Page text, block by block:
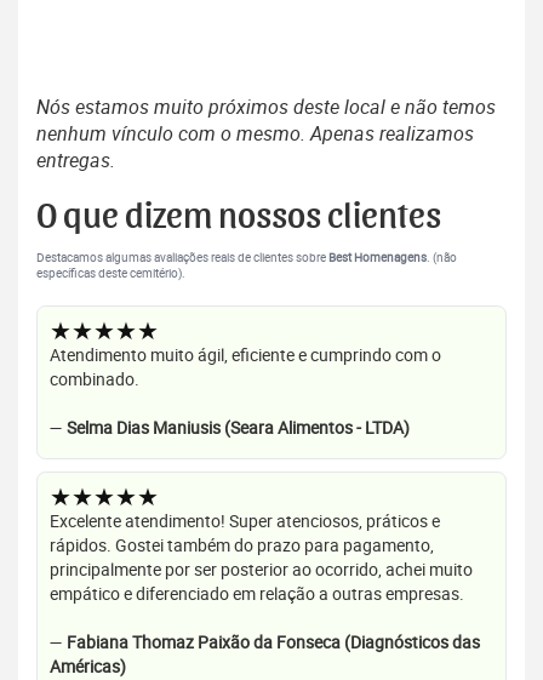
Nós estamos muito próximos deste local e não temos
nenhum vínculo com o mesmo. Apenas realizamos
entregas.
O que dizem nossos clientes
Destacamos algumas avaliações reais de clientes sobre Best Homenagens. (não
específicas deste cemitério).
★★★★★
Atendimento muito ágil, eficiente e cumprindo com o
combinado.
— Selma Dias Maniusis (Seara Alimentos - LTDA)
★★★★★
Excelente atendimento! Super atenciosos, práticos e
rápidos. Gostei também do prazo para pagamento,
principalmente por ser posterior ao ocorrido, achei muito
empático e diferenciado em relação a outras empresas.
— Fabiana Thomaz Paixão da Fonseca (Diagnósticos das
Américas)